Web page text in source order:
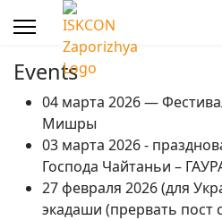
Events
04 марта 2026 —
Мишры
03 марта 2026 -
Господа Чайтаньи –
27 февраля 2026 (для
экадаши (прервать пост